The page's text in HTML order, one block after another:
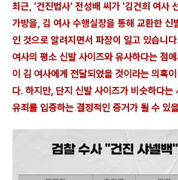
최근, '건진법사' 전성배 씨가 '김건희 여사
가방을, 김 여사 수행실장을 통해 교환한
인 것으로 알려지면서 파장이 일고 있습니다.
여사의 평소 신발 사이즈와 유사하다는 점
이 김 여사에게 전달되었을 것이라는 의혹
다. 하지만, 단지 신발 사이즈가 비슷하다는
유죄를 입증하는 결정적인 증거가 될 수 있